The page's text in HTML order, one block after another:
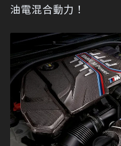
油電混合動力！